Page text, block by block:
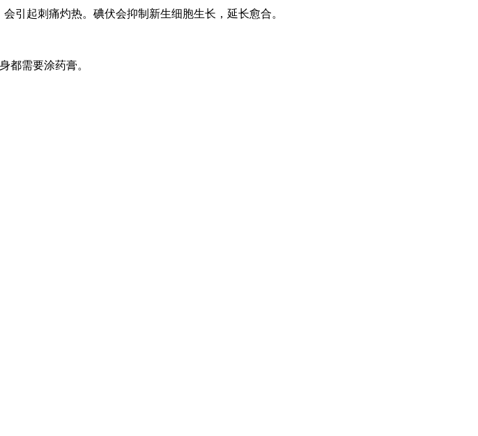
引起刺痛灼热。碘伏会抑制新生细胞生长，延长愈合。
都需要涂药膏。